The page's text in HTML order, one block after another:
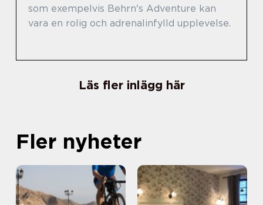
som exempelvis Behrn's Adventure kan
vara en rolig och adrenalinfylld upplevelse.
Läs fler inlägg här
Fler nyheter